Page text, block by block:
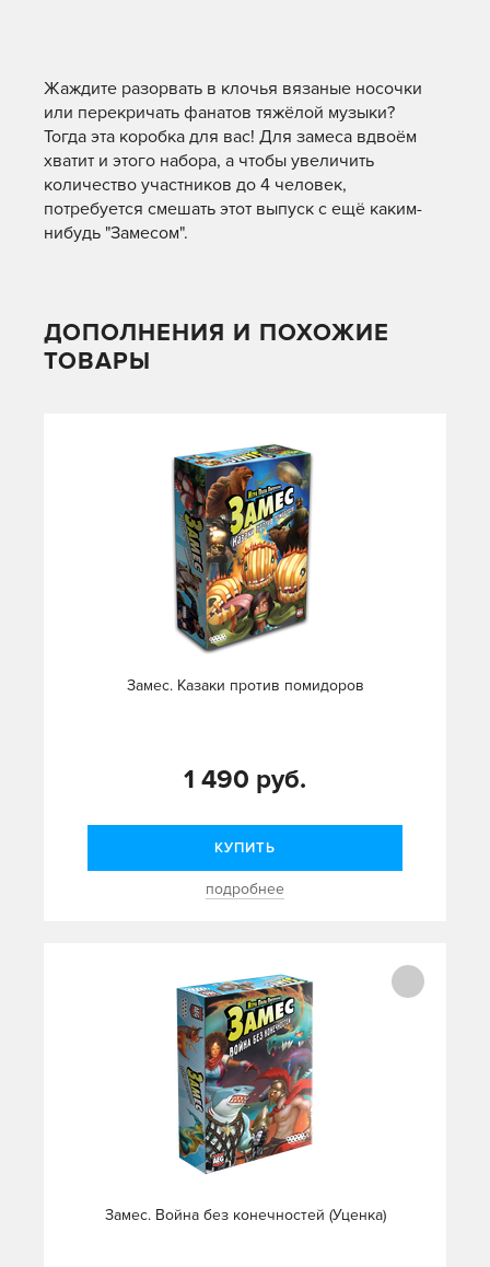
Жаждите разорвать в клочья вязаные носочки
или перекричать фанатов тяжёлой музыки?
Тогда эта коробка для вас! Для замеса вдвоём
хватит и этого набора, а чтобы увеличить
количество участников до 4 человек,
потребуется смешать этот выпуск с ещё каким-
нибудь "Замесом".
ДОПОЛНЕНИЯ И ПОХОЖИЕ
ТОВАРЫ
Замес. Казаки против помидоров
1 490 руб.
КУПИТЬ
подробнее
Замес. Война без конечностей (Уценка)